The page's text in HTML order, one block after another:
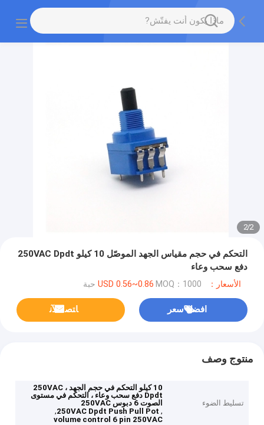
2
/
2
التحكم في حجم مقياس الجهد الموصّل 10 كيلو 250VAC Dpdt
دفع سحب وعاء
الأسعار：USD 0.56~0.86 MOQ：1000 حبة
افضل سعر ﺎﺘﺼﻟ ﺍﻶﻧ
منتوج وصف
تسليط الضوء
10 كيلو التحكم في حجم الجهد ، 250VAC
Dpdt دفع سحب وعاء ، التحكم في مستوى
الصوت 6 دبوس 250VAC
,
250VAC Dpdt Push Pull Pot
,
volume control 6 pin 250VAC